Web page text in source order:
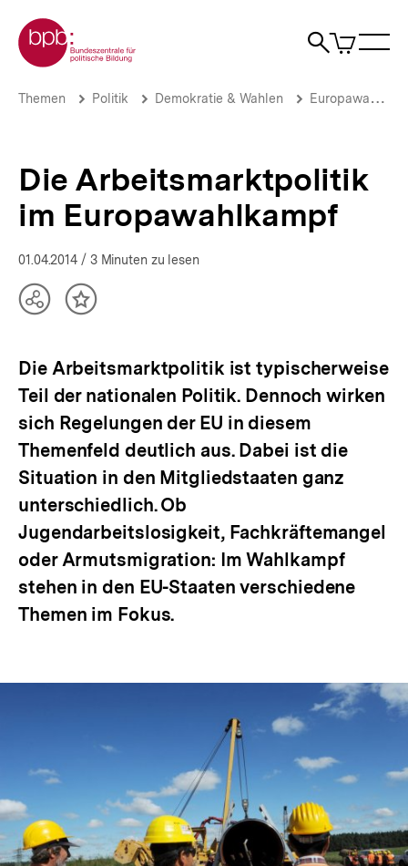
zum
Seiteninhalt
springen
Zur Startseite der bpb
Suche
Artikel
im
Die
Themen
bpb.de
Brotkrümelnavigation
Pfadnavigation
Themen Politik Demokratie & Wahlen Europawahlen
Die Arbeitsmarktpolitik
im Europawahlkampf
01.04.2014 / 3 Minuten zu lesen
TeilenInhalt
Die Arbeitsmarktpolitik ist typischerweise
Teil der nationalen Politik. Dennoch wirken
sich Regelungen der EU in diesem
Themenfeld deutlich aus. Dabei ist die
Situation in den Mitgliedstaaten ganz
unterschiedlich. Ob
Jugendarbeitslosigkeit, Fachkräftemangel
oder Armutsmigration: Im Wahlkampf
stehen in den EU-Staaten verschiedene
Themen im Fokus.